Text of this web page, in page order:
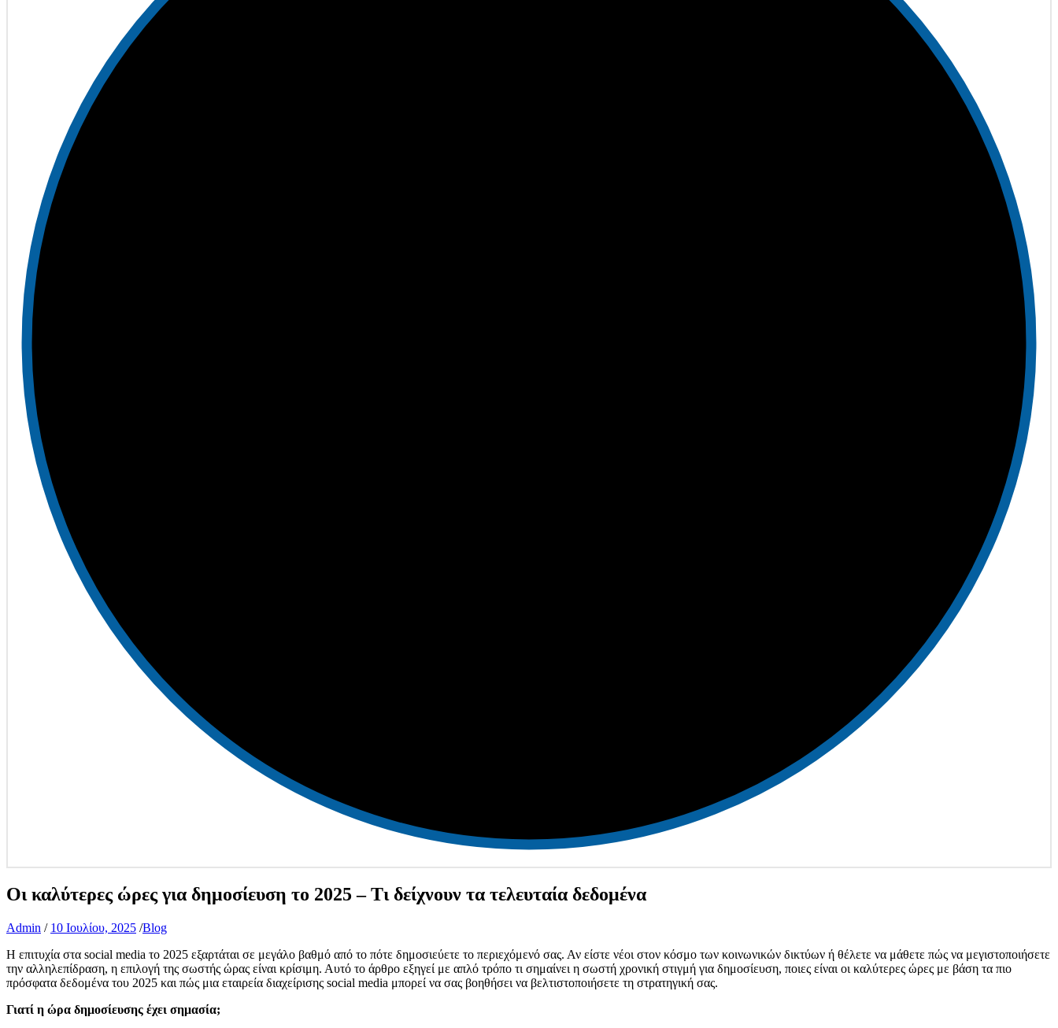
Οι καλύτερες ώρες για δημοσίευση το 2025 – Τι δείχνουν τα τελευταία δεδομένα
Admin / 10 Ιουλίου, 2025 /Blog
Η επιτυχία στα social media το 2025 εξαρτάται σε μεγάλο βαθμό από το πότε δημοσιεύετε το περιεχόμενό σας. Αν είστε νέοι στον κόσμο των κοινωνικών δικτύων ή θέλετε να μάθετε πώς να μεγιστοποιήσετε
την αλληλεπίδραση, η επιλογή της σωστής ώρας είναι κρίσιμη. Αυτό το άρθρο εξηγεί με απλό τρόπο τι σημαίνει η σωστή χρονική στιγμή για δημοσίευση, ποιες είναι οι καλύτερες ώρες με βάση τα πιο
πρόσφατα δεδομένα του 2025 και πώς μια εταιρεία διαχείρισης social media μπορεί να σας βοηθήσει να βελτιστοποιήσετε τη στρατηγική σας.
Γιατί η ώρα δημοσίευσης έχει σημασία;